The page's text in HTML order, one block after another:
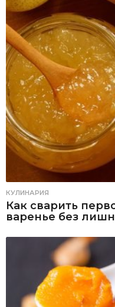
КУЛИНАРИЯ
Как сварить
варенье без